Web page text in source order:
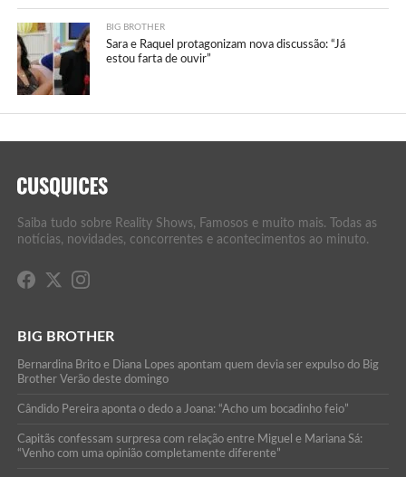
BIG BROTHER
Sara e Raquel protagonizam nova discussão: “Já
estou farta de ouvir”
Saiba tudo sobre Reality Shows, Famosos e muito mais. Todas as
notícias, novidades, concorrentes e acontecimentos ao minuto.
BIG BROTHER
Bernardina Brito e Diana Lopes apontam quem devia ser expulso do Big
Brother Verão deste domingo
Cândido Pereira aponta o dedo a Joana: “Acho um bocadinho feio”
Capitãs confessam surpresa com relação entre Miguel e Mariana Sá:
“Venho com uma opinião completamente diferente”